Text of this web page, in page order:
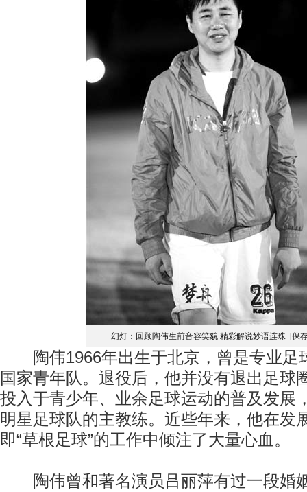
幻灯：回顾陶伟生前音容笑貌 精彩解说妙语连珠 [保
陶伟1966年出生于北京，曾是专业足
国家青年队。退役后，他并没有退出足球
投入于青少年、业余足球运动的普及发展
明星足球队的主教练。近些年来，他在发
即“草根足球”的工作中倾注了大量心血。
陶伟曾和著名演员吕丽萍有过一段婚